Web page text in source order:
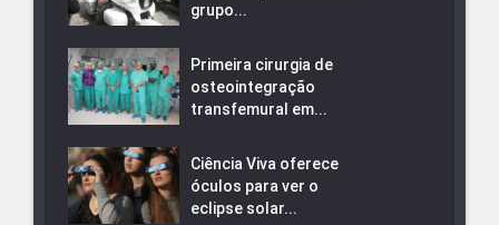
grupo...
Primeira cirurgia de
osteointegração
transfemural em...
Ciência Viva oferece
óculos para ver o
eclipse solar...